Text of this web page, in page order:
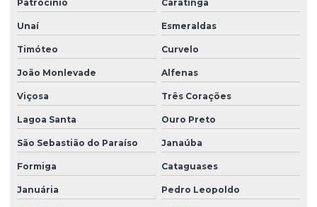
Patrocínio Caratinga
Unaí Esmeraldas
Timóteo Curvelo
João Monlevade Alfenas
Viçosa Três Corações
Lagoa Santa Ouro Preto
São Sebastião do Paraíso Janaúba
Formiga Cataguases
Januária Pedro Leopoldo